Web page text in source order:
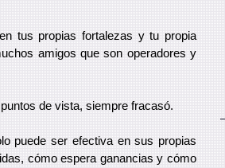
tus propias fortalezas y tu propia
amigos que son operadores y
de vista, siempre fracasó.
puede ser efectiva en sus propias
cómo espera ganancias y cómo